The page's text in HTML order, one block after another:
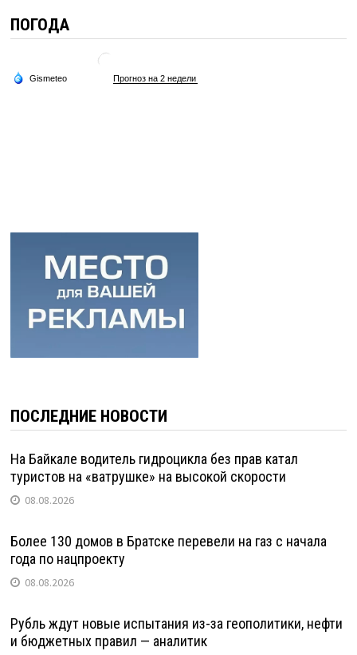
ПОГОДА
ПОСЛЕДНИЕ НОВОСТИ
На Байкале водитель гидроцикла без прав катал
туристов на «ватрушке» на высокой скорости
08.08.2026
Более 130 домов в Братске перевели на газ с начала
года по нацпроекту
08.08.2026
Рубль ждут новые испытания из-за геополитики, нефти
и бюджетных правил — аналитик